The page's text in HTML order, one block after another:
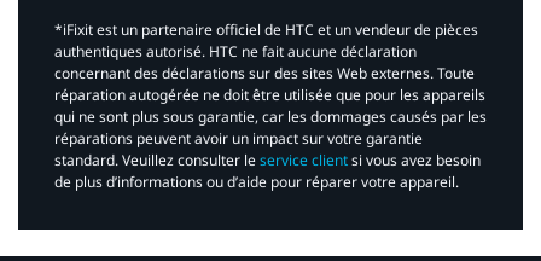
*iFixit est un partenaire officiel de HTC et un vendeur de pièces
authentiques autorisé. HTC ne fait aucune déclaration
concernant des déclarations sur des sites Web externes. Toute
réparation autogérée ne doit être utilisée que pour les appareils
qui ne sont plus sous garantie, car les dommages causés par les
réparations peuvent avoir un impact sur votre garantie
standard. Veuillez consulter leservice clientsi vous avez besoin
de plus d’informations ou d’aide pour réparer votre appareil.​